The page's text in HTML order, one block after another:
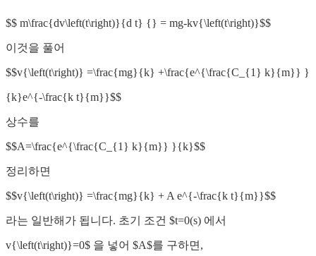
$$ m\frac{dv\left(t\right)}{d t} {} = mg-kv{\left(t\right)}$$
이것을 풀어
$$v{\left(t\right)} =\frac{mg}{k} +\frac{e^{\frac{C_{1} k}{m}} }
{k}e^{-\frac{k t}{m}}$$
상수를
$$A=\frac{e^{\frac{C_{1} k}{m}} }{k}$$
정리하면
$$v{\left(t\right)} =\frac{mg}{k} + A e^{-\frac{k t}{m}}$$
라는 일반해가 됩니다. 초기 조건 $t=0(s) 에서
v{\left(t\right)}=0$ 을 넣어 $A$를 구하면,